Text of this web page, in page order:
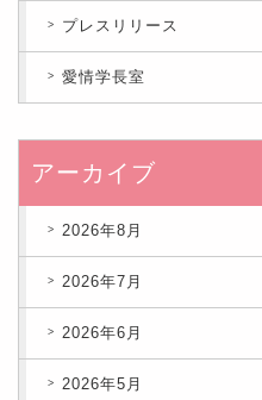
プレスリリース
愛情学長室
アーカイブ
2026年8月
2026年7月
2026年6月
2026年5月